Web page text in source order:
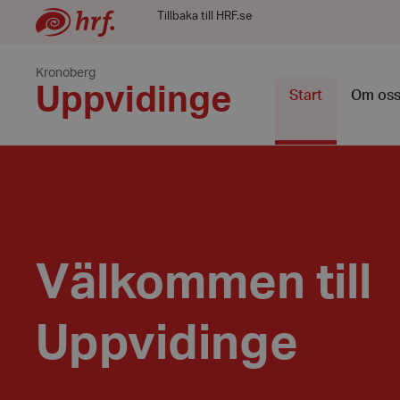
Tillbaka till HRF.se
Kronoberg
Uppvidinge Start Om oss
Välkommen till
Uppvidinge